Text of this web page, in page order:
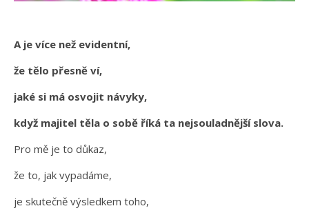
A je více než evidentní,
že tělo přesně ví,
jaké si má osvojit návyky,
když majitel těla o sobě říká ta nejsouladnější slova.
Pro mě je to důkaz,
že to, jak vypadáme,
je skutečně výsledkem toho,